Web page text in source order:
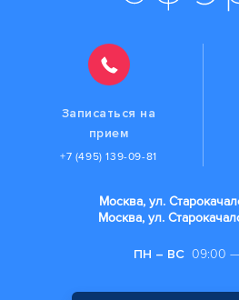
Записаться на
прием
+7 (495) 139-09-81
Москва, ул.
Москва, ул.
ПН – ВС 09:00